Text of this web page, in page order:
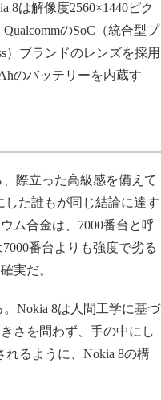
は解像度2560×1440ピク
のSoC（統合型プ
）ブランドのレンズを採用
のバッテリーを内蔵す
際立った高級感を備えて
した誰もが同じ結論に達す
ム合金は、7000番台と呼
番台よりも強度で劣る
実だ。
Nokia 8は人間工学に基づ
さを問わず、手の中にし
るように、Nokia 8の構